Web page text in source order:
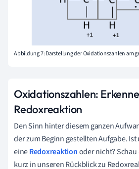
Abbildung 7: Darstellung der Oxidationszahlen am
Oxidationszahlen:
Redoxreaktion
Den Sinn hinter diesem ganzen
der zum Beginn gestellten Aufgabe.
eineRedoxreaktionoder nicht?
kurz in unseren Rückblick zu